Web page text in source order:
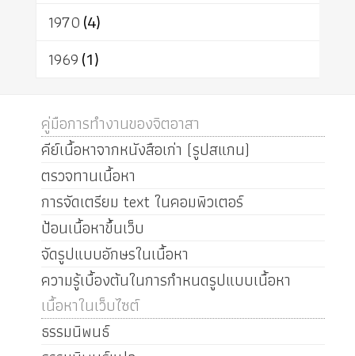
1970(4)
1969(1)
คู่มือการทำงานของจิตอาสา
คีย์เนื้อหาจากหนังสือเก่า (รูปสแกน)
ตรวจทานเนื้อหา
การจัดเตรียม text ในคอมพิวเตอร์
ป้อนเนื้อหาขึ้นเว็บ
จัดรูปแบบอักษรในเนื้อหา
ความรู้เบื้องต้นในการกำหนดรูปแบบเนื้อหา
เนื้อหาในเว็บไซต์
ธรรมนิพนธ์